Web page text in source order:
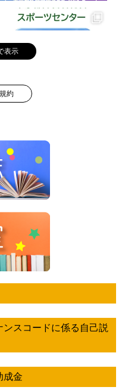
表示
約
スコードに係る自己説
成金